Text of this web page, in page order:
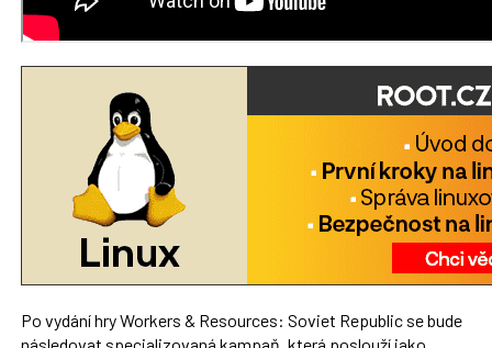
Po vydání hry Workers & Resources: Soviet Republic se bude